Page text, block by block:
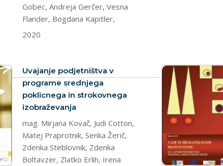
Gobec, Andreja Gerčer, Vesna
Flander, Bogdana Kapitler,
2020
dokument
Uvajanje podjetništva v
programe srednjega
poklicnega in strokovnega
izobraževanja
mag. Mirjana Kovač, Judi Cotton,
Matej Praprotnik, Senka Žerič,
Zdenka Steblovnik, Zdenka
Boltavzer, Zlatko Erlih, Irena